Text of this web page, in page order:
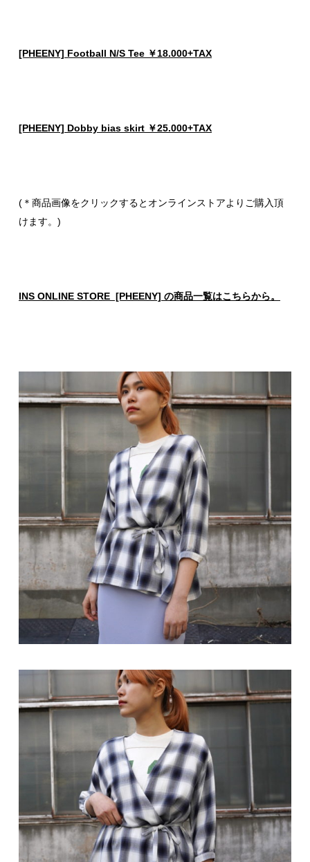
[PHEENY] Football N/S Tee ￥18.000+TAX
[PHEENY] Dobby bias skirt ￥25.000+TAX
(＊商品画像をクリックするとオンラインストアよりご購入頂
けます。)
INS ONLINE STORE [PHEENY] の商品一覧はこちらから。